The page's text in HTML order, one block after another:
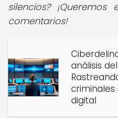
silencios?
comentarios!
análisis
criminales
digital